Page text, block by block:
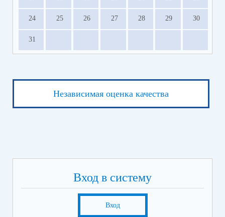
24 25 26 27 28 29 30
31
Независимая оценка качества
Вход в систему
Вход